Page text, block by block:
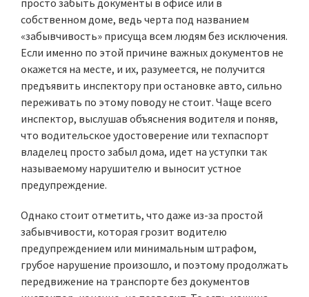
просто забыть документы в офисе или в
собственном доме, ведь черта под названием
«забывчивость» присуща всем людям без исключения.
Если именно по этой причине важных документов не
окажется на месте, и их, разумеется, не получится
предъявить инспектору при остановке авто, сильно
переживать по этому поводу не стоит. Чаще всего
инспектор, выслушав объяснения водителя и поняв,
что водительское удостоверение или техпаспорт
владелец просто забыл дома, идет на уступки так
называемому нарушителю и выносит устное
предупреждение.
Однако стоит отметить, что даже из-за простой
забывчивости, которая грозит водителю
предупреждением или минимальным штрафом,
грубое нарушение произошло, и поэтому продолжать
передвижение на транспорте без документов